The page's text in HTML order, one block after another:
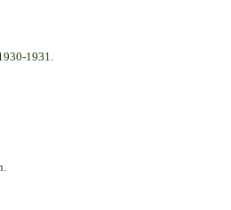
1931.